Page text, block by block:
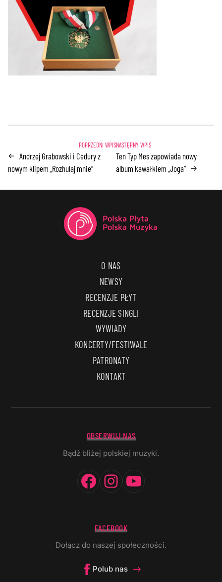
← Andrzej Grabowski i Cedury z
nowym klipem „Rozhulaj mnie”
Ten Typ Mes zapowiada nowy
album kawałkiem „Joga” →
O NAS
NEWSY
RECENZJE PŁYT
RECENZJE SINGLI
WYWIADY
KONCERTY/FESTIWALE
PATRONATY
KONTAKT
OBSERWUJ NAS
Bądź bliżej polskiej muzyki.
Facebook
Instagram
FACEBOOK
Dołącz do naszej społeczności.
Polub nas